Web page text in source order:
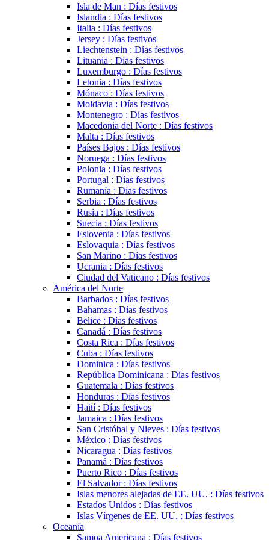
Isla de Man : Días festivos
Islandia : Días festivos
Italia : Días festivos
Jersey : Días festivos
Liechtenstein : Días festivos
Lituania : Días festivos
Luxemburgo : Días festivos
Letonia : Días festivos
Mónaco : Días festivos
Moldavia : Días festivos
Montenegro : Días festivos
Macedonia del Norte : Días festivos
Malta : Días festivos
Países Bajos : Días festivos
Noruega : Días festivos
Polonia : Días festivos
Portugal : Días festivos
Rumanía : Días festivos
Serbia : Días festivos
Rusia : Días festivos
Suecia : Días festivos
Eslovenia : Días festivos
Eslovaquia : Días festivos
San Marino : Días festivos
Ucrania : Días festivos
Ciudad del Vaticano : Días festivos
América del Norte
Barbados : Días festivos
Bahamas : Días festivos
Belice : Días festivos
Canadá : Días festivos
Costa Rica : Días festivos
Cuba : Días festivos
Dominica : Días festivos
República Dominicana : Días festivos
Guatemala : Días festivos
Honduras : Días festivos
Haití : Días festivos
Jamaica : Días festivos
San Cristóbal y Nieves : Días festivos
México : Días festivos
Nicaragua : Días festivos
Panamá : Días festivos
Puerto Rico : Días festivos
El Salvador : Días festivos
Islas menores alejadas de EE. UU. : Días festivos
Estados Unidos : Días festivos
Islas Vírgenes de EE. UU. : Días festivos
Oceanía
Samoa Americana : Días festivos